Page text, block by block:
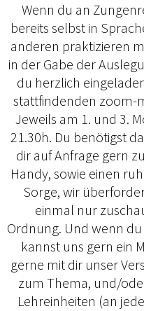
Wenn du an
bereits selbst in
anderen praktizieren
in der Gabe der
du herzlich
stattfindenden zoom-
Jeweils am 1. und 3.
21.30h. Du benötigst
dir auf Anfrage gern
Handy, sowie einen
Sorge, wir
einmal nur
Ordnung. Und wenn
kannst uns gern ein
gerne mit dir unser
zum Thema, und/
Lehreinheiten (an